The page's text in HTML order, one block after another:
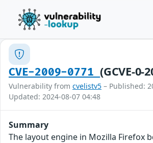
CVE-2009-0771(GCVE-0-
Vulnerability from cvelistv5 – Published:
Updated: 2024-08-07 04:48
Summary
The layout engine in Mozilla Firefox